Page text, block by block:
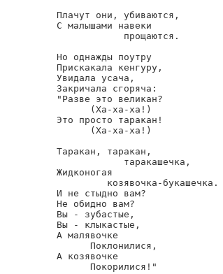
Плачут они, убиваются,
С малышами навеки
            прощаются.
Но однажды поутру
Прискакала кенгуру,
Увидала усача,
Закричала сгоряча:
"Разве это великан?
      (Ха-ха-ха!)
Это просто таракан!
      (Ха-ха-ха!)
Таракан, таракан,
            таракашечка,
Жидконогая
         козявочка-букашечка.
И не стыдно вам?
Не обидно вам?
Вы - зубастые,
Вы - клыкастые,
А малявочке
      Поклонилися,
А козявочке
      Покорилися!"